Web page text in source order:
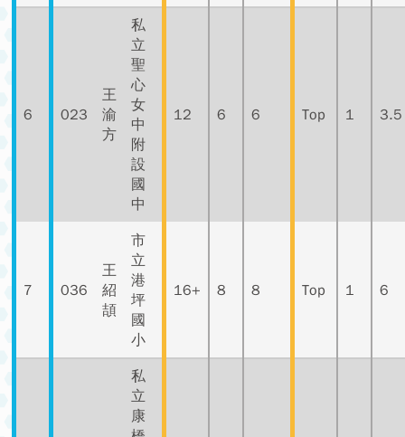
6 023
王
渝
方
私
立
聖
心
女
中
附
設
國
中
12 6 6 Top 1 3.5
7 036
王
紹
頡
市
立
港
坪
國
小
16+ 8 8 Top 1 6
私
立
康